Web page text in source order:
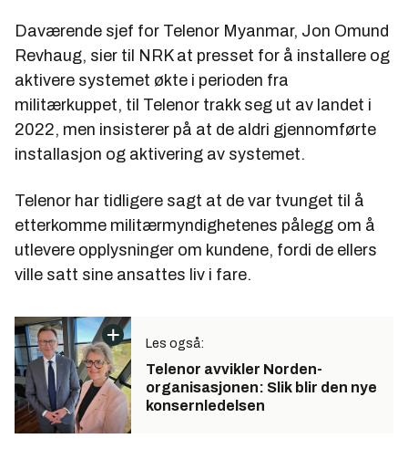
Daværende sjef for Telenor Myanmar, Jon Omund
Revhaug, sier til NRK at presset for å installere og
aktivere systemet økte i perioden fra
militærkuppet, til Telenor trakk seg ut av landet i
2022, men insisterer på at de aldri gjennomførte
installasjon og aktivering av systemet.
Telenor har tidligere sagt at de var tvunget til å
etterkomme militærmyndighetenes pålegg om å
utlevere opplysninger om kundene, fordi de ellers
ville satt sine ansattes liv i fare.
Les også:
Telenor avvikler Norden-
organisasjonen: Slik blir den nye
konsernledelsen